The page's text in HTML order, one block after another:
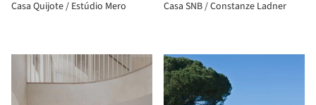
Casa Quijote / Estúdio Mero Casa SNB / Constanze Ladner